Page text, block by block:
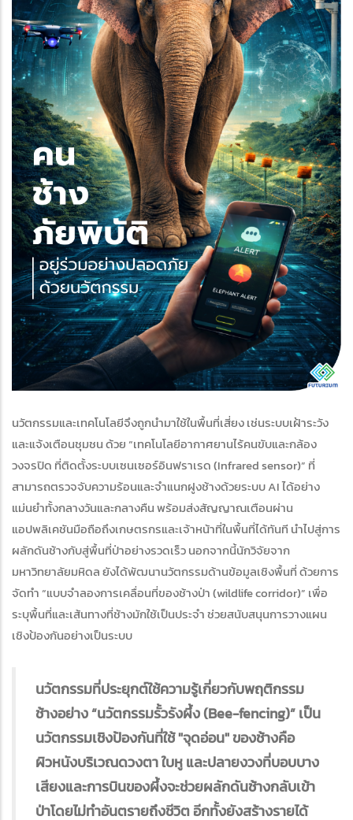
นวัตกรรมและเทคโนโลยีจึงถูกนำมาใช้ในพื้นที่เสี่ยง เช่นระบบเฝ้าระวัง
และแจ้งเตือนชุมชน ด้วย “เทคโนโลยีอากาศยานไร้คนขับและกล้อง
วงจรปิด ที่ติดตั้งระบบเซนเซอร์อินฟราเรด (Infrared sensor)” ที่
สามารถตรวจจับความร้อนและจำแนกฝูงช้างด้วยระบบ AI ได้อย่าง
แม่นยำทั้งกลางวันและกลางคืน พร้อมส่งสัญญาณเตือนผ่าน
แอปพลิเคชันมือถือถึงเกษตรกรและเจ้าหน้าที่ในพื้นที่ได้ทันที นำไปสู่การ
ผลักดันช้างกับสู่พื้นที่ป่าอย่างรวดเร็ว นอกจากนี้นักวิจัยจาก
มหาวิทยาลัยมหิดล ยังได้พัฒนานวัตกรรมด้านข้อมูลเชิงพื้นที่ ด้วยการ
จัดทำ “แบบจำลองการเคลื่อนที่ของช้างป่า (wildlife corridor)” เพื่อ
ระบุพื้นที่และเส้นทางที่ช้างมักใช้เป็นประจำ ช่วยสนับสนุนการวางแผน
เชิงป้องกันอย่างเป็นระบบ
นวัตกรรมที่ประยุกต์ใช้ความรู้เกี่ยวกับพฤติกรรม
ช้างอย่าง “นวัตกรรมรั้วรังผึ้ง (Bee-fencing)” เป็น
นวัตกรรมเชิงป้องกันที่ใช้ "จุดอ่อน" ของช้างคือ
ผิวหนังบริเวณดวงตา ใบหู และปลายงวงที่บอบบาง
เสียงและการบินของผึ้งจะช่วยผลักดันช้างกลับเข้า
ป่าโดยไม่ทำอันตรายถึงชีวิต อีกทั้งยังสร้างรายได้